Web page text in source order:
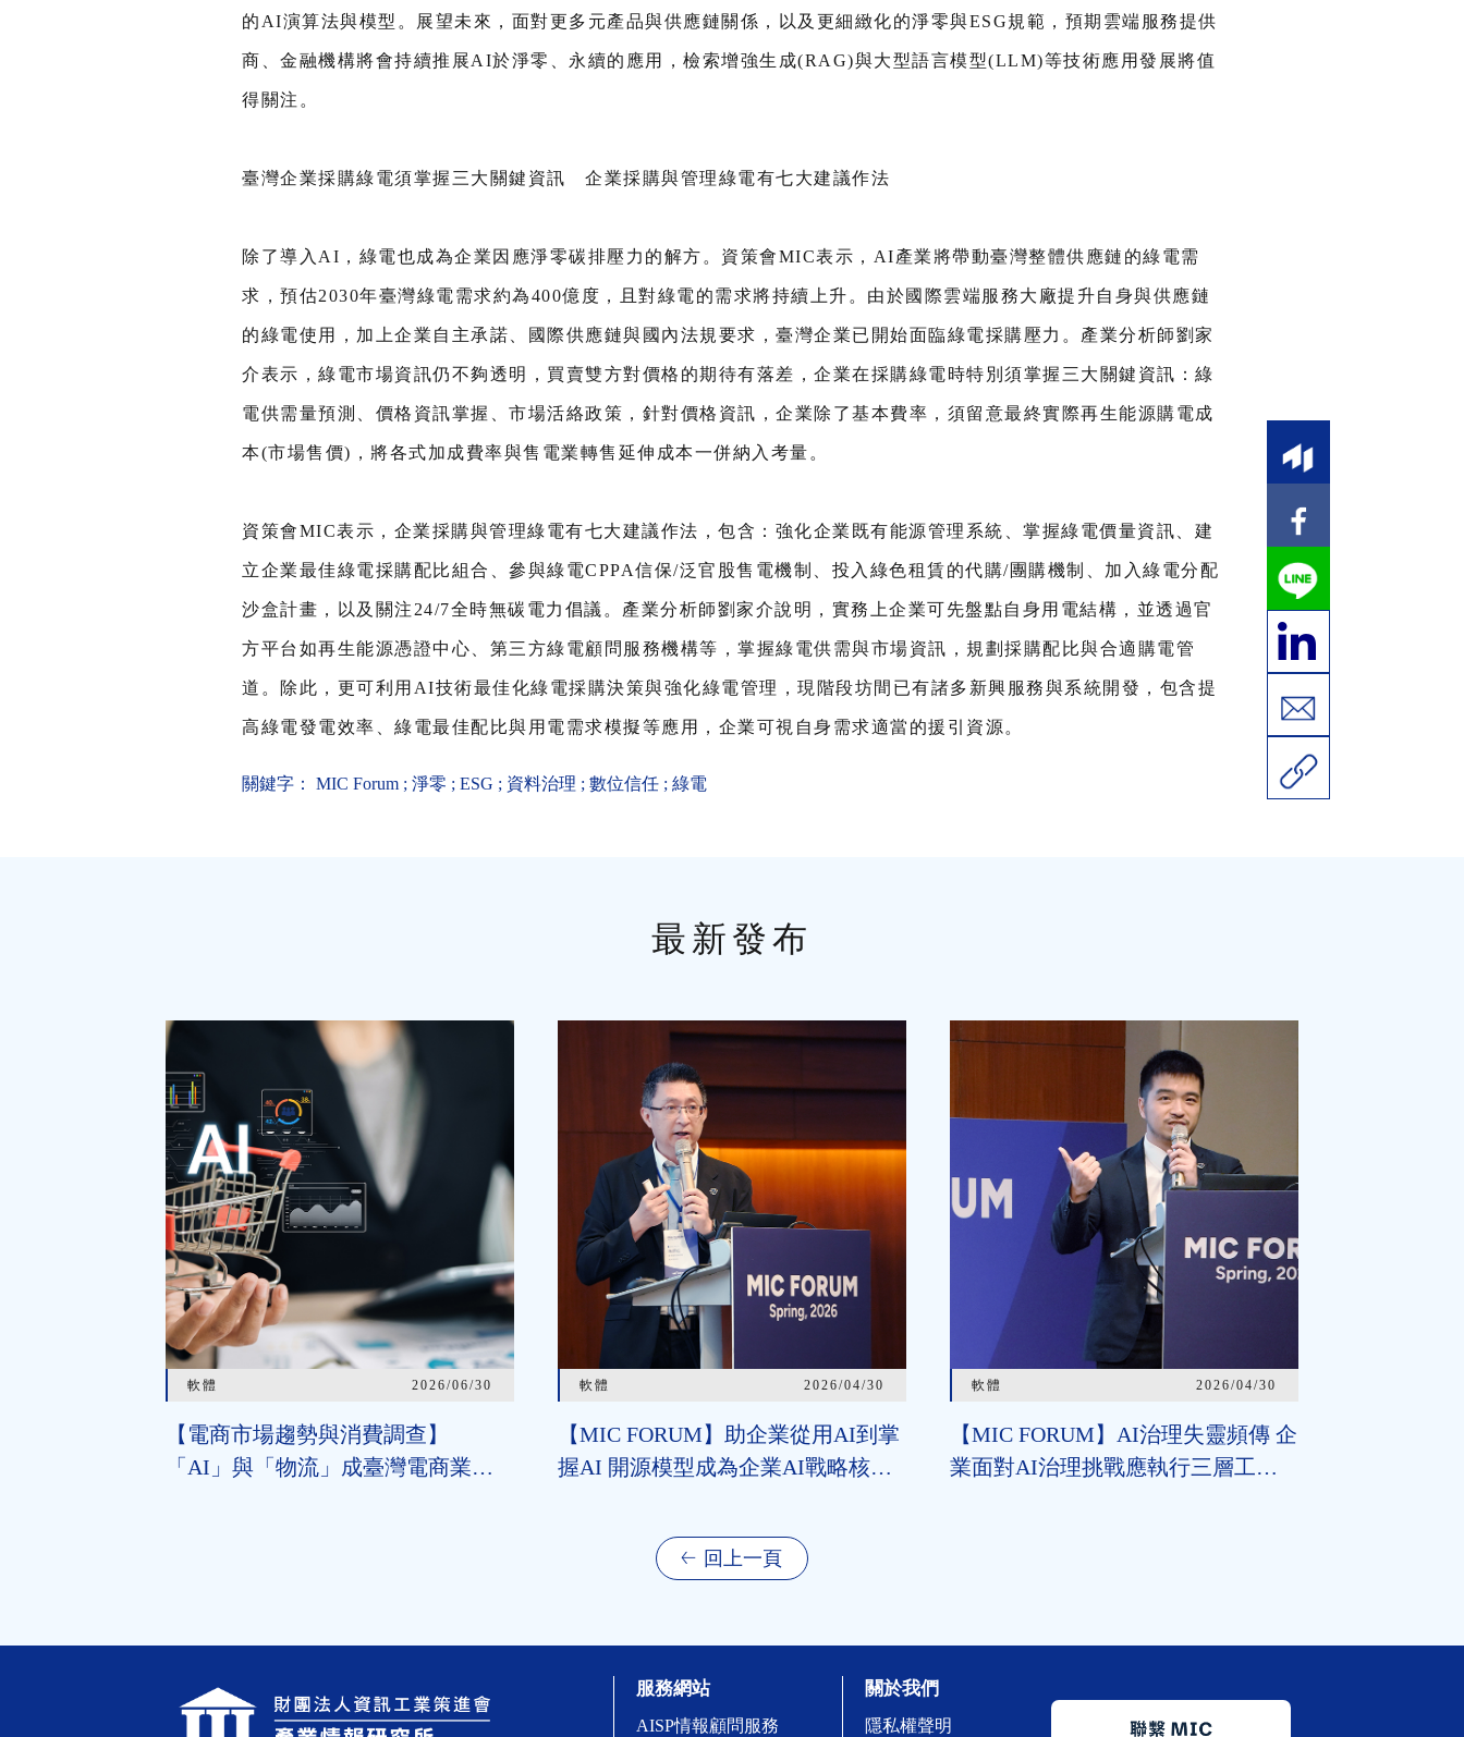
的AI演算法與模型。展望未來，面對更多元產品與供應鏈關係，以及更細緻化的淨零與ESG規範，預期雲端服務提供
商、金融機構將會持續推展AI於淨零、永續的應用，檢索增強生成(RAG)與大型語言模型(LLM)等技術應用發展將值
得關注。
臺灣企業採購綠電須掌握三大關鍵資訊 企業採購與管理綠電有七大建議作法
除了導入AI，綠電也成為企業因應淨零碳排壓力的解方。資策會MIC表示，AI產業將帶動臺灣整體供應鏈的綠電需
求，預估2030年臺灣綠電需求約為400億度，且對綠電的需求將持續上升。由於國際雲端服務大廠提升自身與供應鏈
的綠電使用，加上企業自主承諾、國際供應鏈與國內法規要求，臺灣企業已開始面臨綠電採購壓力。產業分析師劉家
介表示，綠電市場資訊仍不夠透明，買賣雙方對價格的期待有落差，企業在採購綠電時特別須掌握三大關鍵資訊：綠
電供需量預測、價格資訊掌握、市場活絡政策，針對價格資訊，企業除了基本費率，須留意最終實際再生能源購電成
本(市場售價)，將各式加成費率與售電業轉售延伸成本一併納入考量。
資策會MIC表示，企業採購與管理綠電有七大建議作法，包含：強化企業既有能源管理系統、掌握綠電價量資訊、建
立企業最佳綠電採購配比組合、參與綠電CPPA信保/泛官股售電機制、投入綠色租賃的代購/團購機制、加入綠電分配
沙盒計畫，以及關注24/7全時無碳電力倡議。產業分析師劉家介說明，實務上企業可先盤點自身用電結構，並透過官
方平台如再生能源憑證中心、第三方綠電顧問服務機構等，掌握綠電供需與市場資訊，規劃採購配比與合適購電管
道。除此，更可利用AI技術最佳化綠電採購決策與強化綠電管理，現階段坊間已有諸多新興服務與系統開發，包含提
高綠電發電效率、綠電最佳配比與用電需求模擬等應用，企業可視自身需求適當的援引資源。
關鍵字： MIC Forum ; 淨零 ; ESG ; 資料治理 ; 數位信任 ; 綠電
最新發布
軟體 2026/06/30
【電商市場趨勢與消費調查】
「AI」與「物流」成臺灣電商業者
軟體 2026/04/30
【MIC FORUM】助企業從用AI到掌
握AI 開源模型成為企業AI戰略核
入 治理機制為長遠發展關鍵
軟體 2026/04/30
【MIC FORUM】AI治理失靈頻傳 企
業面對AI治理挑戰應執行三層工
回上一頁
服務網站
AISP情報顧問服務
關於我們
隱私權聲明